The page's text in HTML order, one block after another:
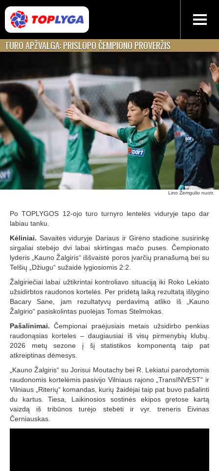
TURO APŽVALGA: PRISLOPO ČEMPIONO PROVERŽIS
Lino Žemgulio nuotr.
Po TOPLYGOS 12-ojo turo turnyro lentelės viduryje tapo dar
labiau tanku.
Kėliniai. Savaitės viduryje Dariaus ir Girėno stadione susirinkę
sirgaliai stebėjo dvi labai skirtingas mačo puses. Čempionato
lyderis „Kauno Žalgiris“ iššvaistė poros įvarčių pranašumą bei su
Telšių „Džiugu“ sužaidė lygiosiomis 2:2.
Žalgiriečiai labai užtikrintai kontroliavo situaciją iki Roko Lekiato
užsidirbtos raudonos kortelės. Per pridėtą laiką rezultatą išlygino
Bacary Sane, jam rezultatyvų perdavimą atliko iš „Kauno
Žalgirio“ pasiskolintas puolėjas Tomas Stelmokas.
Pašalinimai. Čempionai praėjusiais metais užsidirbo penkias
raudonąsias korteles – daugiausiai iš visų pirmenybių klubų.
2026 metų sezone į šį statistikos komponentą taip pat
atkreiptinas dėmesys.
„Kauno Žalgiris“ su Jorisui Moutachy bei R. Lekiatui parodytomis
raudonomis kortelėmis pasivijo Vilniaus rajono „TransINVEST“ ir
Vilniaus „Riterių“ komandas, kurių žaidėjai taip pat buvo pašalinti
du kartus. Tiesa, Laikinosios sostinės ekipos gretose kartą
vaizdą iš tribūnos turėjo stebėti ir vyr. treneris Eivinas
Černiauskas.